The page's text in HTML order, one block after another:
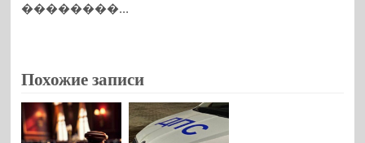
��������...
Похожие записи